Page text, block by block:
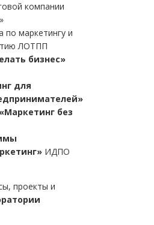
компании
по маркетингу и
ЛОТПП
бизнес»
для
«Маркетинг без
ИДПО
проекты и